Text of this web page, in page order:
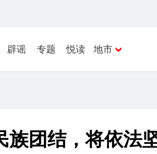
辟谣 专题 悦读 地市
族团结，将依法